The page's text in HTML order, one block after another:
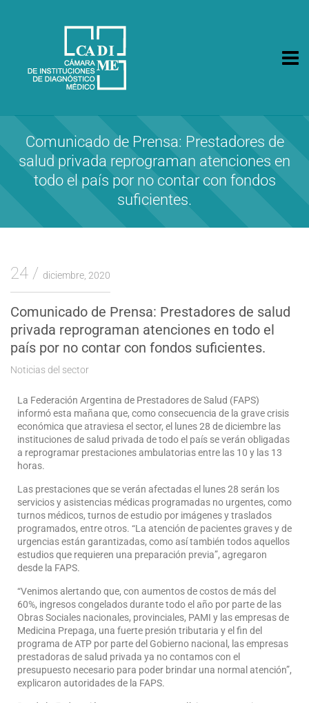
CA.DI.ME.
Cámara de Instituciones de Diagnóstico Médico
Comunicado de Prensa: Prestadores de
salud privada reprograman atenciones en
todo el país por no contar con fondos
suficientes.
24 diciembre, 2020
Comunicado de Prensa: Prestadores de salud
privada reprograman atenciones en todo el
país por no contar con fondos suficientes.
Noticias del sector
La Federación Argentina de Prestadores de Salud (FAPS)
informó esta mañana que, como consecuencia de la grave crisis
económica que atraviesa el sector, el lunes 28 de diciembre las
instituciones de salud privada de todo el país se verán obligadas
a reprogramar prestaciones ambulatorias entre las 10 y las 13
horas.
Las prestaciones que se verán afectadas el lunes 28 serán los
servicios y asistencias médicas programadas no urgentes, como
turnos médicos, turnos de estudio por imágenes y traslados
programados, entre otros. “La atención de pacientes graves y de
urgencias están garantizadas, como así también todos aquellos
estudios que requieren una preparación previa”, agregaron
desde la FAPS.
“Venimos alertando que, con aumentos de costos de más del
60%, ingresos congelados durante todo el año por parte de las
Obras Sociales nacionales, provinciales, PAMI y las empresas de
Medicina Prepaga, una fuerte presión tributaria y el fin del
programa de ATP por parte del Gobierno nacional, las empresas
prestadoras de salud privada ya no contamos con el
presupuesto necesario para poder brindar una normal atención”,
explicaron autoridades de la FAPS.